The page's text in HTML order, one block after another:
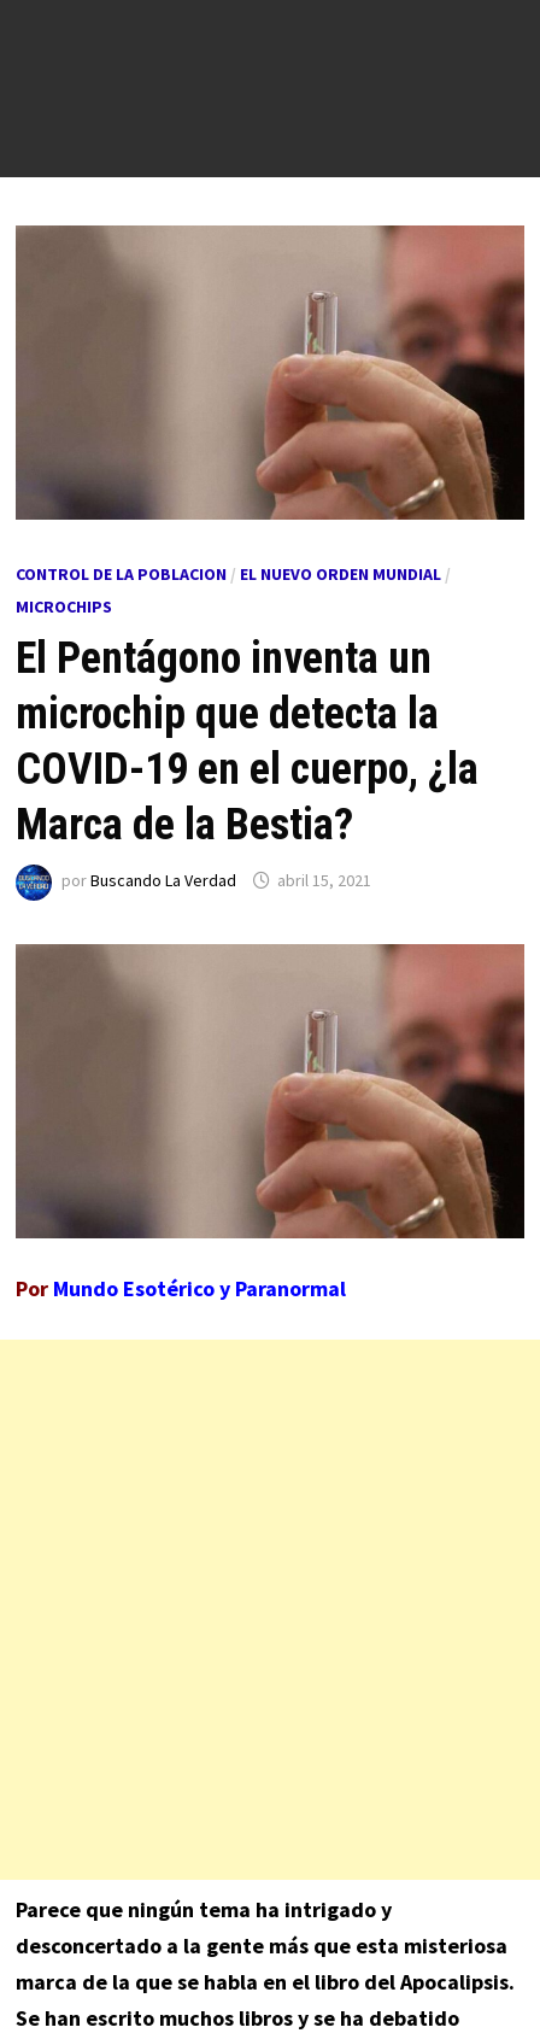
CONTROL DE LA POBLACION/ EL NUEVO ORDEN MUNDIAL/
MICROCHIPS
El Pentágono inventa un
microchip que detecta la
COVID-19 en el cuerpo, ¿la
Marca de la Bestia?
porBuscando La Verdad abril 15, 2021
Por Mundo Esotérico y Paranormal
Parece que ningún tema ha intrigado y
desconcertado a la gente más que esta misteriosa
marca de la que se habla en el libro del Apocalipsis.
Se han escrito muchos libros y se ha debatido